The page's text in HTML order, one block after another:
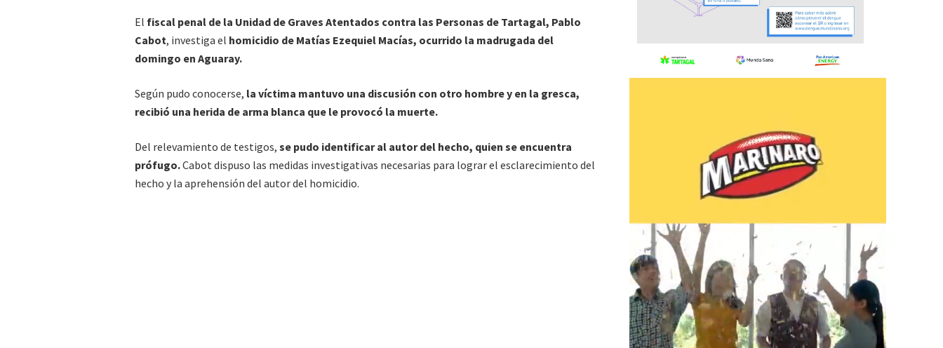
El fiscal penal de la Unidad de Graves Atentados contra las Personas de Tartagal, Pablo
Cabot, investiga el homicidio de Matías Ezequiel Macías, ocurrido la madrugada del
domingo en Aguaray.
Según pudo conocerse, la víctima mantuvo una discusión con otro hombre y en la gresca,
recibió una herida de arma blanca que le provocó la muerte.
Del relevamiento de testigos, se pudo identificar al autor del hecho, quien se encuentra
prófugo.Cabot dispuso las medidas investigativas necesarias para lograr el esclarecimiento del
hecho y la aprehensión del autor del homicidio.